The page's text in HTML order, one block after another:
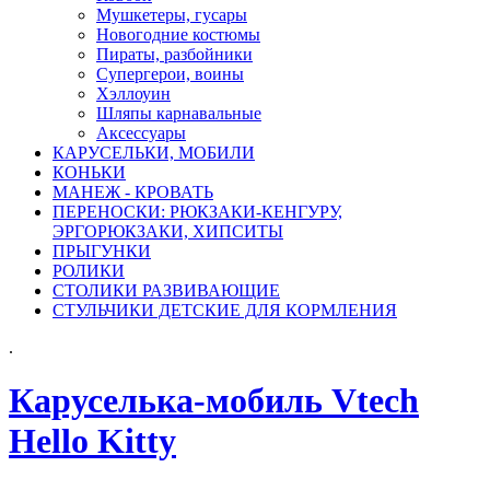
Мушкетеры, гусары
Новогодние костюмы
Пираты, разбойники
Супергерои, воины
Хэллоуин
Шляпы карнавальные
Аксессуары
КАРУСЕЛЬКИ, МОБИЛИ
КОНЬКИ
МАНЕЖ - КРОВАТЬ
ПЕРЕНОСКИ: РЮКЗАКИ-КЕНГУРУ,
ЭРГОРЮКЗАКИ, ХИПСИТЫ
ПРЫГУНКИ
РОЛИКИ
СТОЛИКИ РАЗВИВАЮЩИЕ
СТУЛЬЧИКИ ДЕТСКИЕ ДЛЯ КОРМЛЕНИЯ
.
Каруселька-мобиль Vtech
Hello Kitty